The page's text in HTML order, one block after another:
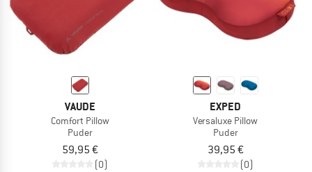
VAUDE
Comfort Pillow
Puder
59,95 €
(0)
EXPED
Versaluxe Pillow
Puder
39,95 €
(0)